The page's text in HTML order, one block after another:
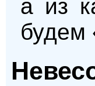
а из
будем